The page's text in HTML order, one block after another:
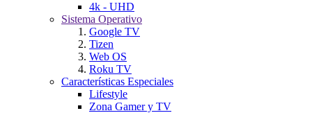
4k - UHD
Sistema Operativo
Google TV
Tizen
Web OS
Roku TV
Características Especiales
Lifestyle
Zona Gamer y TV